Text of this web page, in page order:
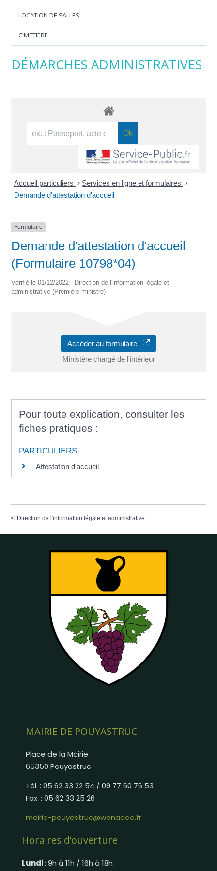
LOCATION DE SALLES
CIMETIERE
DÉMARCHES ADMINISTRATIVES
Accueil particuliers > Services en ligne et formulaires >
Demande d'attestation d'accueil
Formulaire
Demande d'attestation d'accueil
(Formulaire 10798*04)
Vérifié le 01/12/2022 - Direction de l'information légale et
administrative (Première ministre)
Accéder au formulaire
Ministère chargé de l'intérieur
Pour toute explication, consulter les
fiches pratiques :
PARTICULIERS
Attestation d'accueil
© Direction de l'information légale et administrative
MAIRIE DE POUYASTRUC
Place de la Mairie
65350 Pouyastruc
Tél. : 05 62 33 22 54 / 09 77 60 76 53
Fax. : 05 62 33 25 26
mairie-pouyastruc@wanadoo.fr
Horaires d’ouverture
Lundi: 9h à 11h / 16h à 18h